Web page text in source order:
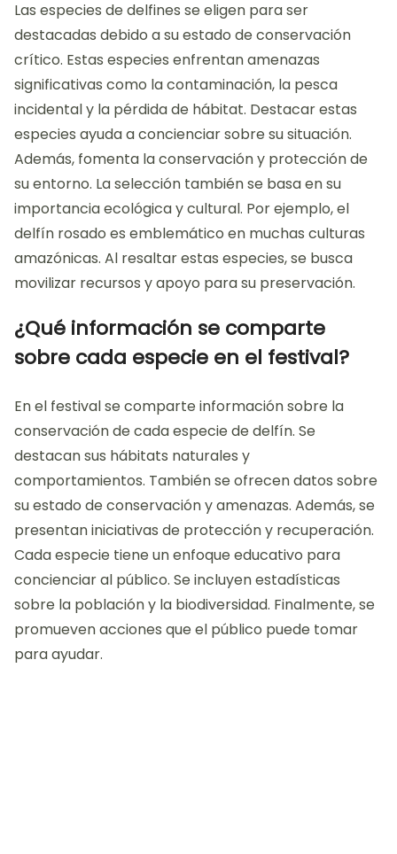
Las especies de delfines se eligen para ser
destacadas debido a su estado de conservación
crítico. Estas especies enfrentan amenazas
significativas como la contaminación, la pesca
incidental y la pérdida de hábitat. Destacar estas
especies ayuda a concienciar sobre su situación.
Además, fomenta la conservación y protección de
su entorno. La selección también se basa en su
importancia ecológica y cultural. Por ejemplo, el
delfín rosado es emblemático en muchas culturas
amazónicas. Al resaltar estas especies, se busca
movilizar recursos y apoyo para su preservación.
¿Qué información se comparte
sobre cada especie en el festival?
En el festival se comparte información sobre la
conservación de cada especie de delfín. Se
destacan sus hábitats naturales y
comportamientos. También se ofrecen datos sobre
su estado de conservación y amenazas. Además, se
presentan iniciativas de protección y recuperación.
Cada especie tiene un enfoque educativo para
concienciar al público. Se incluyen estadísticas
sobre la población y la biodiversidad. Finalmente, se
promueven acciones que el público puede tomar
para ayudar.